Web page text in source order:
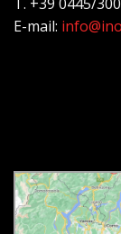
E-mail: